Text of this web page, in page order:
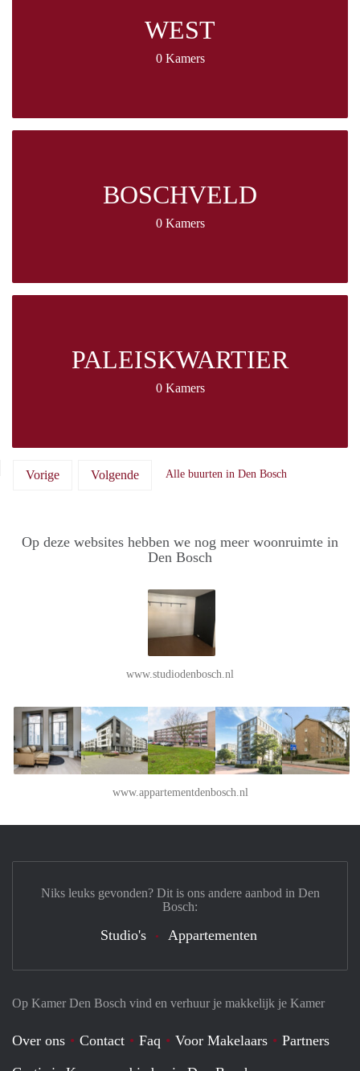
WEST
0 Kamers
BOSCHVELD
0 Kamers
PALEISKWARTIER
0 Kamers
Vorige Volgende Alle buurten in Den Bosch
Op deze websites hebben we nog meer woonruimte in
Den Bosch
www.studiodenbosch.nl
www.appartementdenbosch.nl
Op Kamer Den Bosch vind en verhuur je makkelijk je Kamer
Over ons Contact Faq Voor Makelaars
Partners
Niks leuks gevonden? Dit is ons andere aanbod in Den
Bosch:
Studio's Appartementen